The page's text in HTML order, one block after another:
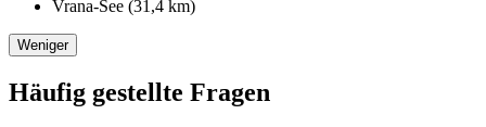
Vrana-See (31,4 km)
Weniger
Häufig gestellte Fragen